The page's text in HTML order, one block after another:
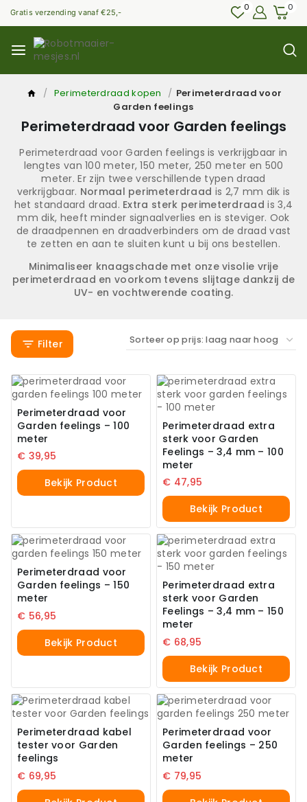
Gratis verzending vanaf €25,- 0 0
/ Perimeterdraad kopen / Perimeterdraad voor
Garden feelings
Perimeterdraad voor Garden feelings
Perimeterdraad voor Garden feelings is verkrijgbaar in
lengtes van 100 meter, 150 meter, 250 meter en 500
meter. Er zijn twee verschillende typen draad
verkrijgbaar. Normaal perimeterdraad is 2,7 mm dik is
het standaard draad. Extra sterk perimeterdraad is 3,4
mm dik, heeft minder signaalverlies en is steviger. Ook
de draadpennen en draadverbinders om de draad vast
te zetten en aan te sluiten kunt u bij ons bestellen.
Minimaliseer knaagschade met onze visolie vrije
perimeterdraad en voorkom tevens slijtage dankzij de
UV- en vochtwerende coating.
Filter
Perimeterdraad voor
Garden feelings – 100
meter
€ 39,95
Bekijk Product
Perimeterdraad extra
sterk voor Garden
Feelings – 3,4 mm – 100
meter
€ 47,95
Bekijk Product
Perimeterdraad voor
Garden feelings – 150
meter
€ 56,95
Bekijk Product
Perimeterdraad extra
sterk voor Garden
Feelings – 3,4 mm – 150
meter
€ 68,95
Bekijk Product
Perimeterdraad kabel
tester voor Garden
feelings
€ 69,95
Perimeterdraad voor
Garden feelings – 250
meter
€ 79,95